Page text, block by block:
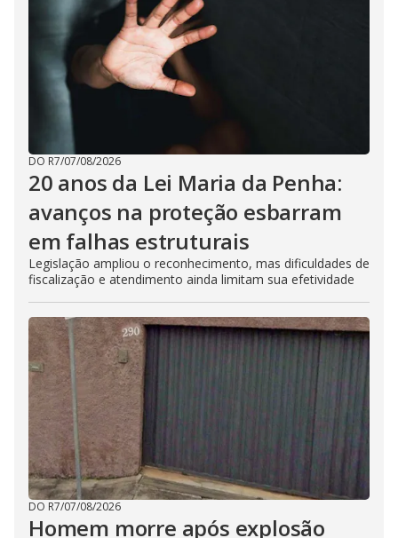
DO R7/07/08/2026
20 anos da Lei Maria da Penha:
avanços na proteção esbarram
em falhas estruturais
Legislação ampliou o reconhecimento, mas dificuldades de
fiscalização e atendimento ainda limitam sua efetividade
DO R7/07/08/2026
Homem morre após explosão